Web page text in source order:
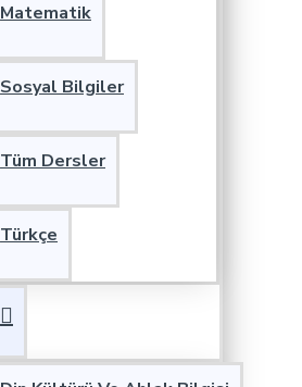
Matematik
Sosyal Bilgiler
Tüm Dersler
Türkçe